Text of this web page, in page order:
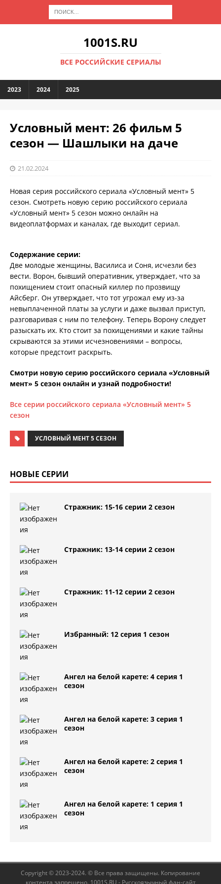
1001S.RU
ВСЕ РОССИЙСКИЕ СЕРИАЛЫ
2023 2024 2025
Условный мент: 26 фильм 5
сезон — Шашлыки на даче
21.02.2024
Новая серия российского сериала «Условный мент» 5
сезон. Смотреть новую серию российского сериала
«Условный мент» 5 сезон можно онлайн на
видеоплатформах и каналах, где выходит сериал.
Содержание серии:
Две молодые женщины, Василиса и Соня, исчезли без
вести. Ворон, бывший оперативник, утверждает, что за
похищением стоит опасный киллер по прозвищу
Айсберг. Он утверждает, что тот угрожал ему из-за
невыплаченной платы за услуги и даже вызвал приступ,
разговаривая с ним по телефону. Теперь Ворону следует
разыскать их. Кто стоит за похищениями и какие тайны
скрываются за этими исчезновениями – вопросы,
которые предстоит раскрыть.
Смотри новую серию российского сериала «Условный
мент» 5 сезон онлайн и узнай подробности!
Все серии российского сериала «Условный мент» 5
сезон
УСЛОВНЫЙ МЕНТ 5 СЕЗОН
НОВЫЕ СЕРИИ
Стражник: 15-16 серии 2 сезон
Стражник: 13-14 серии 2 сезон
Стражник: 11-12 серии 2 сезон
Избранный: 12 серия 1 сезон
Ангел на белой карете: 4 серия 1
сезон
Ангел на белой карете: 3 серия 1
сезон
Ангел на белой карете: 2 серия 1
сезон
Ангел на белой карете: 1 серия 1
сезон
Copyright © 2023-2024. © Все права защищены. Копирование
контента запрещено. 1001S.RU - Русскоязычный фан-сайт